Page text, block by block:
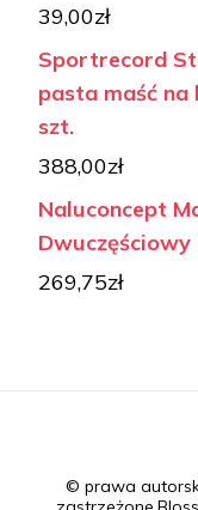
39,00zł
Sportrecord
pasta maść
szt.
388,00zł
Naluconcept
Dwuczęściowy
269,75zł
© prawa